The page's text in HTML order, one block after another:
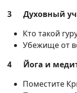
3 Духовный
Кто такой
Убежище от
4 Йога и
Поместите